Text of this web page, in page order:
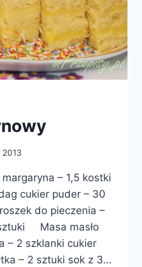
– 1,5 kostki
cukier puder – 30
do pieczenia –
Masa masło
– 2 szklanki cukier
– 2 sztuki sok z 3…